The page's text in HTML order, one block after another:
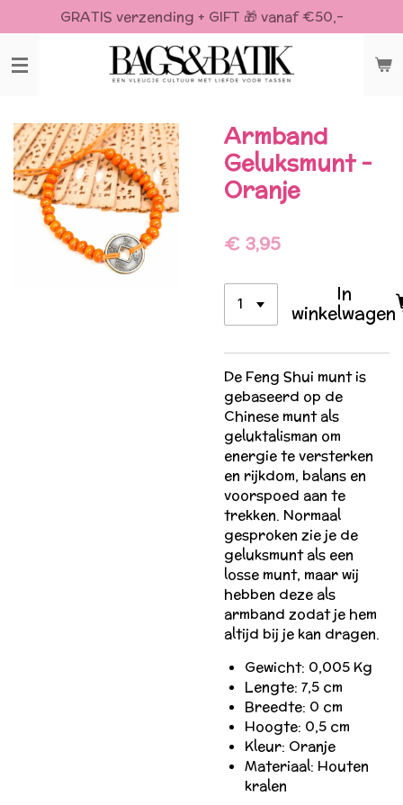
direct
naar
de
GRATIS verzending + GIFT 🎁 vanaf €50,-
Armband
Geluksmunt -
Oranje
€ 3,95
In
winkelwagen
De Feng Shui munt is
gebaseerd op de
Chinese munt als
geluktalisman om
energie te versterken
en rijkdom, balans en
voorspoed aan te
trekken. Normaal
gesproken zie je de
geluksmunt als een
losse munt, maar wij
hebben deze als
armband zodat je hem
altijd bij je kan dragen.
Gewicht: 0,005 Kg
Lengte: 7,5 cm
Breedte: 0 cm
Hoogte: 0,5 cm
Kleur: Oranje
Materiaal: Houten
kralen